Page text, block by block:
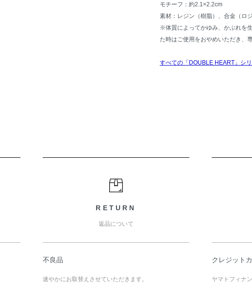
モチーフ：約2.1×2.2cm
素材：レジン（樹脂）、合金（ロ
※体質によってかゆみ、かぶれを
た時はご使用をおやめいただき、
すべての「DOUBLE HEART」シ
RETURN
返品について
不良品
速やかにお取替えさせていただきます。
クレジット
ヤマトフィナ